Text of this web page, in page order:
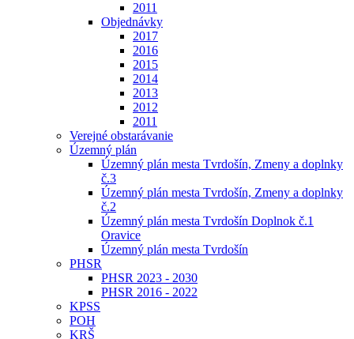
2011
Objednávky
2017
2016
2015
2014
2013
2012
2011
Verejné obstarávanie
Územný plán
Územný plán mesta Tvrdošín, Zmeny a doplnky
č.3
Územný plán mesta Tvrdošín, Zmeny a doplnky
č.2
Územný plán mesta Tvrdošín Doplnok č.1
Oravice
Územný plán mesta Tvrdošín
PHSR
PHSR 2023 - 2030
PHSR 2016 - 2022
KPSS
POH
KRŠ